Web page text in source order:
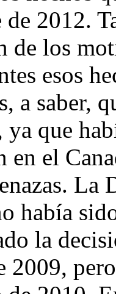
de 2012.
de los
esos
a saber,
ya que
en el
había
la
2009,